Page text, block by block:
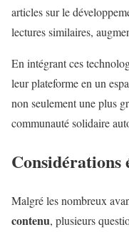
articles sur le
lectures similaires,
En intégrant ces
leur plateforme en un
non seulement une plus
communauté solidaire
Considérations
Malgré les nombreux
contenu, plusieurs